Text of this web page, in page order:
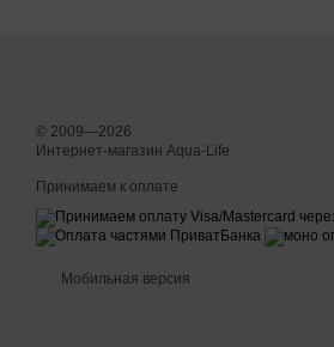
© 2009—2026
Интернет-магазин Aqua-Life
Принимаем к оплате
Мобильная версия